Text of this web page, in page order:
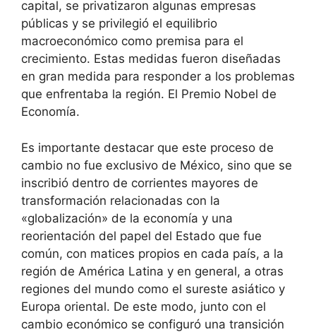
capital, se privatizaron algunas empresas
públicas y se privilegió el equilibrio
macroeconómico como premisa para el
crecimiento. Estas medidas fueron diseñadas
en gran medida para responder a los problemas
que enfrentaba la región. El Premio Nobel de
Economía.
Es importante destacar que este proceso de
cambio no fue exclusivo de México, sino que se
inscribió dentro de corrientes mayores de
transformación relacionadas con la
«globalización» de la economía y una
reorientación del papel del Estado que fue
común, con matices propios en cada país, a la
región de América Latina y en general, a otras
regiones del mundo como el sureste asiático y
Europa oriental. De este modo, junto con el
cambio económico se configuró una transición